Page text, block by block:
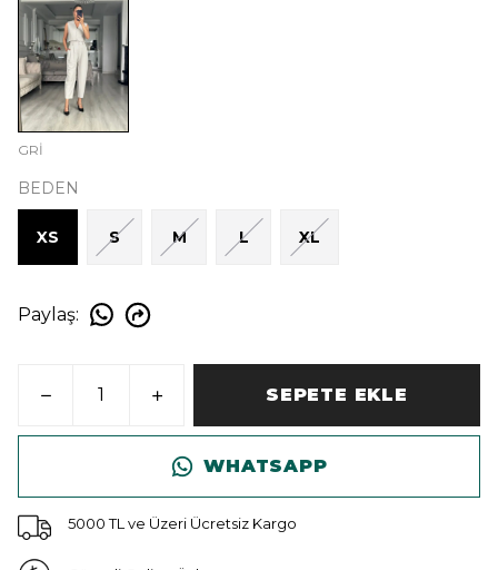
GRİ
BEDEN
XS S M L XL
Paylaş:
SEPETE EKLE
WHATSAPP
5000 TL ve Üzeri Ücretsiz Kargo